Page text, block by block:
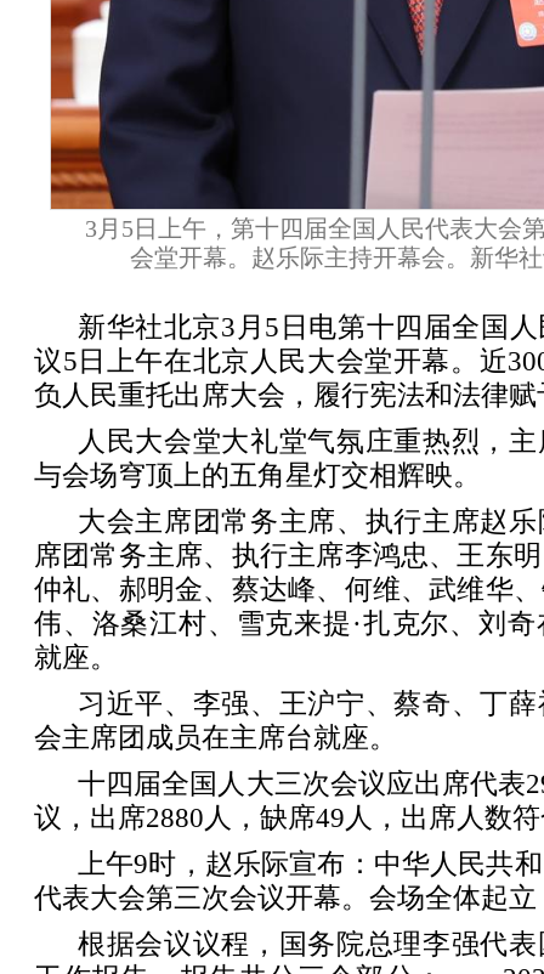
3月5日上午，第十四届全国人民代表大会
会堂开幕。赵乐际主持开幕会。新华
新华社北京3月5日电第十四届全国
议5日上午在北京人民大会堂开幕。近
负人民重托出席大会，履行宪法和法律
人民大会堂大礼堂气氛庄重热烈，
与会场穹顶上的五角星灯交相辉映。
大会主席团常务主席、执行主席赵
席团常务主席、执行主席李鸿忠、王东
仲礼、郝明金、蔡达峰、何维、武维华
伟、洛桑江村、雪克来提·扎克尔、刘
就座。
习近平、李强、王沪宁、蔡奇、丁
会主席团成员在主席台就座。
十四届全国人大三次会议应出席代表
议，出席2880人，缺席49人，出席人数
上午9时，赵乐际宣布：中华人民共
代表大会第三次会议开幕。会场全体起
根据会议议程，国务院总理李强代